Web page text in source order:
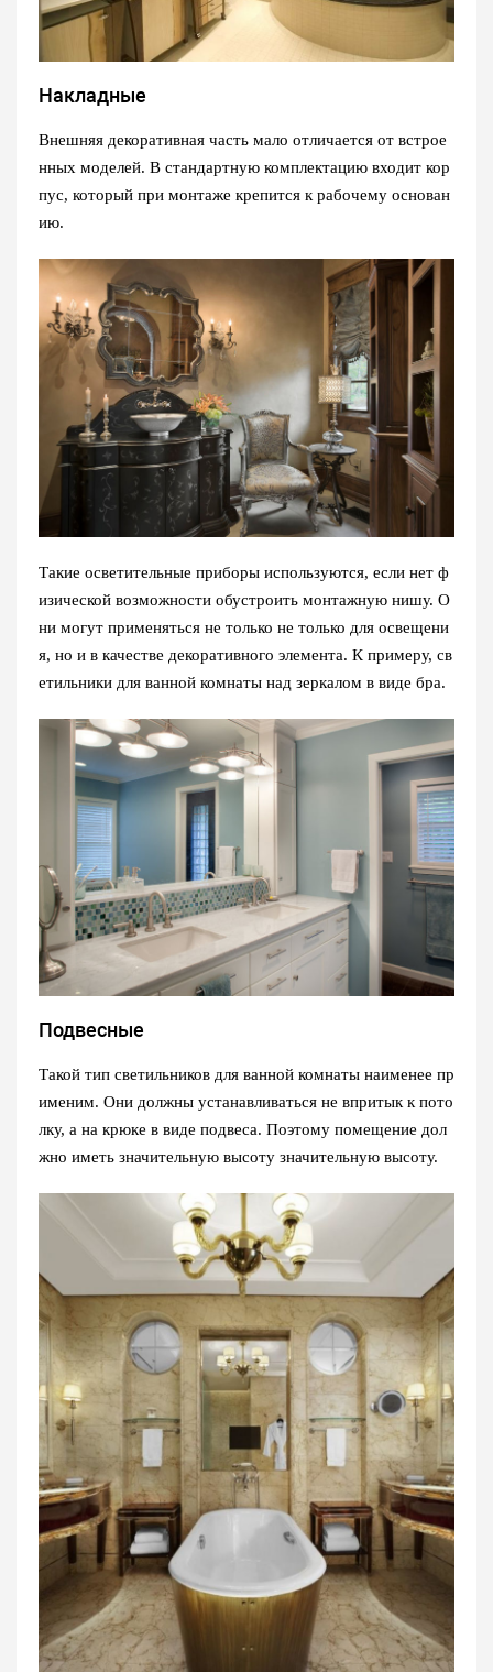
Накладные
Внешняя декоративная часть мало отличается от встрое
нных моделей. В стандартную комплектацию входит кор
пус, который при монтаже крепится к рабочему основан
ию.
Такие осветительные приборы используются, если нет ф
изической возможности обустроить монтажную нишу. О
ни могут применяться не только не только для освещени
я, но и в качестве декоративного элемента. К примеру, св
етильники для ванной комнаты над зеркалом в виде бра.
Подвесные
Такой тип светильников для ванной комнаты наименее пр
именим. Они должны устанавливаться не впритык к пото
лку, а на крюке в виде подвеса. Поэтому помещение дол
жно иметь значительную высоту значительную высоту.